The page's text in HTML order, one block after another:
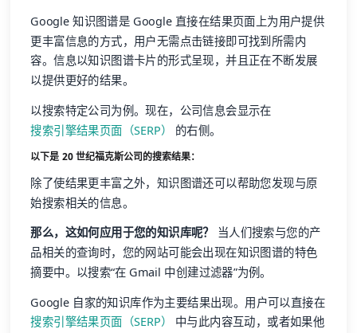
Google 知识图谱是 Google 直接在结果页面上为用户提供
更丰富信息的方式，用户无需点击链接即可找到所需内
容。信息以知识图谱卡片的形式呈现，并且正在不断发展
以提供更好的结果。
以搜索特定公司为例。现在，公司信息会显示在
搜索引擎结果页面（SERP） 的右侧。
以下是 20 世纪福克斯公司的搜索结果：
除了使结果更丰富之外，知识图谱还可以帮助您发现与原
始搜索相关的信息。
那么，这如何应用于您的知识库呢？
当人们搜索与您的产
品相关的查询时，您的网站可能会出现在知识图谱的特色
摘要中。以搜索“在 Gmail 中创建过滤器”为例。
Google 自家的知识库作为主要结果出现。用户可以直接在
搜索引擎结果页面（SERP）
中与此内容互动，或者如果他